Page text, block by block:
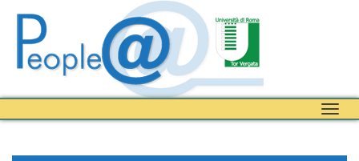
Toggle